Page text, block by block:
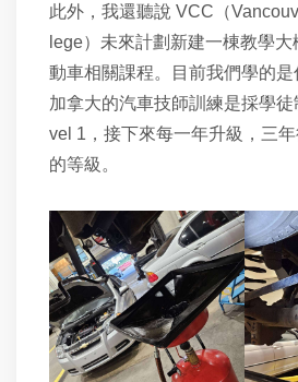
此外，我還聽說 VCC（
lege）未來計劃新建一棟教學
動車相關課程。目前我們學的是
加拿大的汽車技師訓練是採學
vel 1，接下來每一年升級，三
的等級。